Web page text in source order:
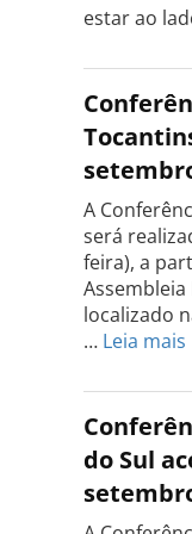
estar ao
A
será
feira), a
localizado
… Leia mais
do Sul